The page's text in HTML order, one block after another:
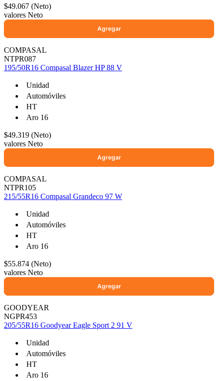
Inicio
Sobre nosotros
Seguimiento de pedidos
¿Quieres trabajar en Antumalal?
Contacto
Reclamos
Regístrate como Mayorista
$49.067 (Neto)
valores Neto
COMPASAL
NTPR087
195/50R16 Compasal Blazer HP 88 V
Unidad
Automóviles
HT
Aro 16
$49.319 (Neto)
valores Neto
COMPASAL
NTPR105
215/55R16 Compasal Grandeco 97 W
Unidad
Automóviles
HT
Aro 16
$55.874 (Neto)
valores Neto
GOODYEAR
NGPR453
205/55R16 Goodyear Eagle Sport 2 91 V
Unidad
Automóviles
HT
Aro 16